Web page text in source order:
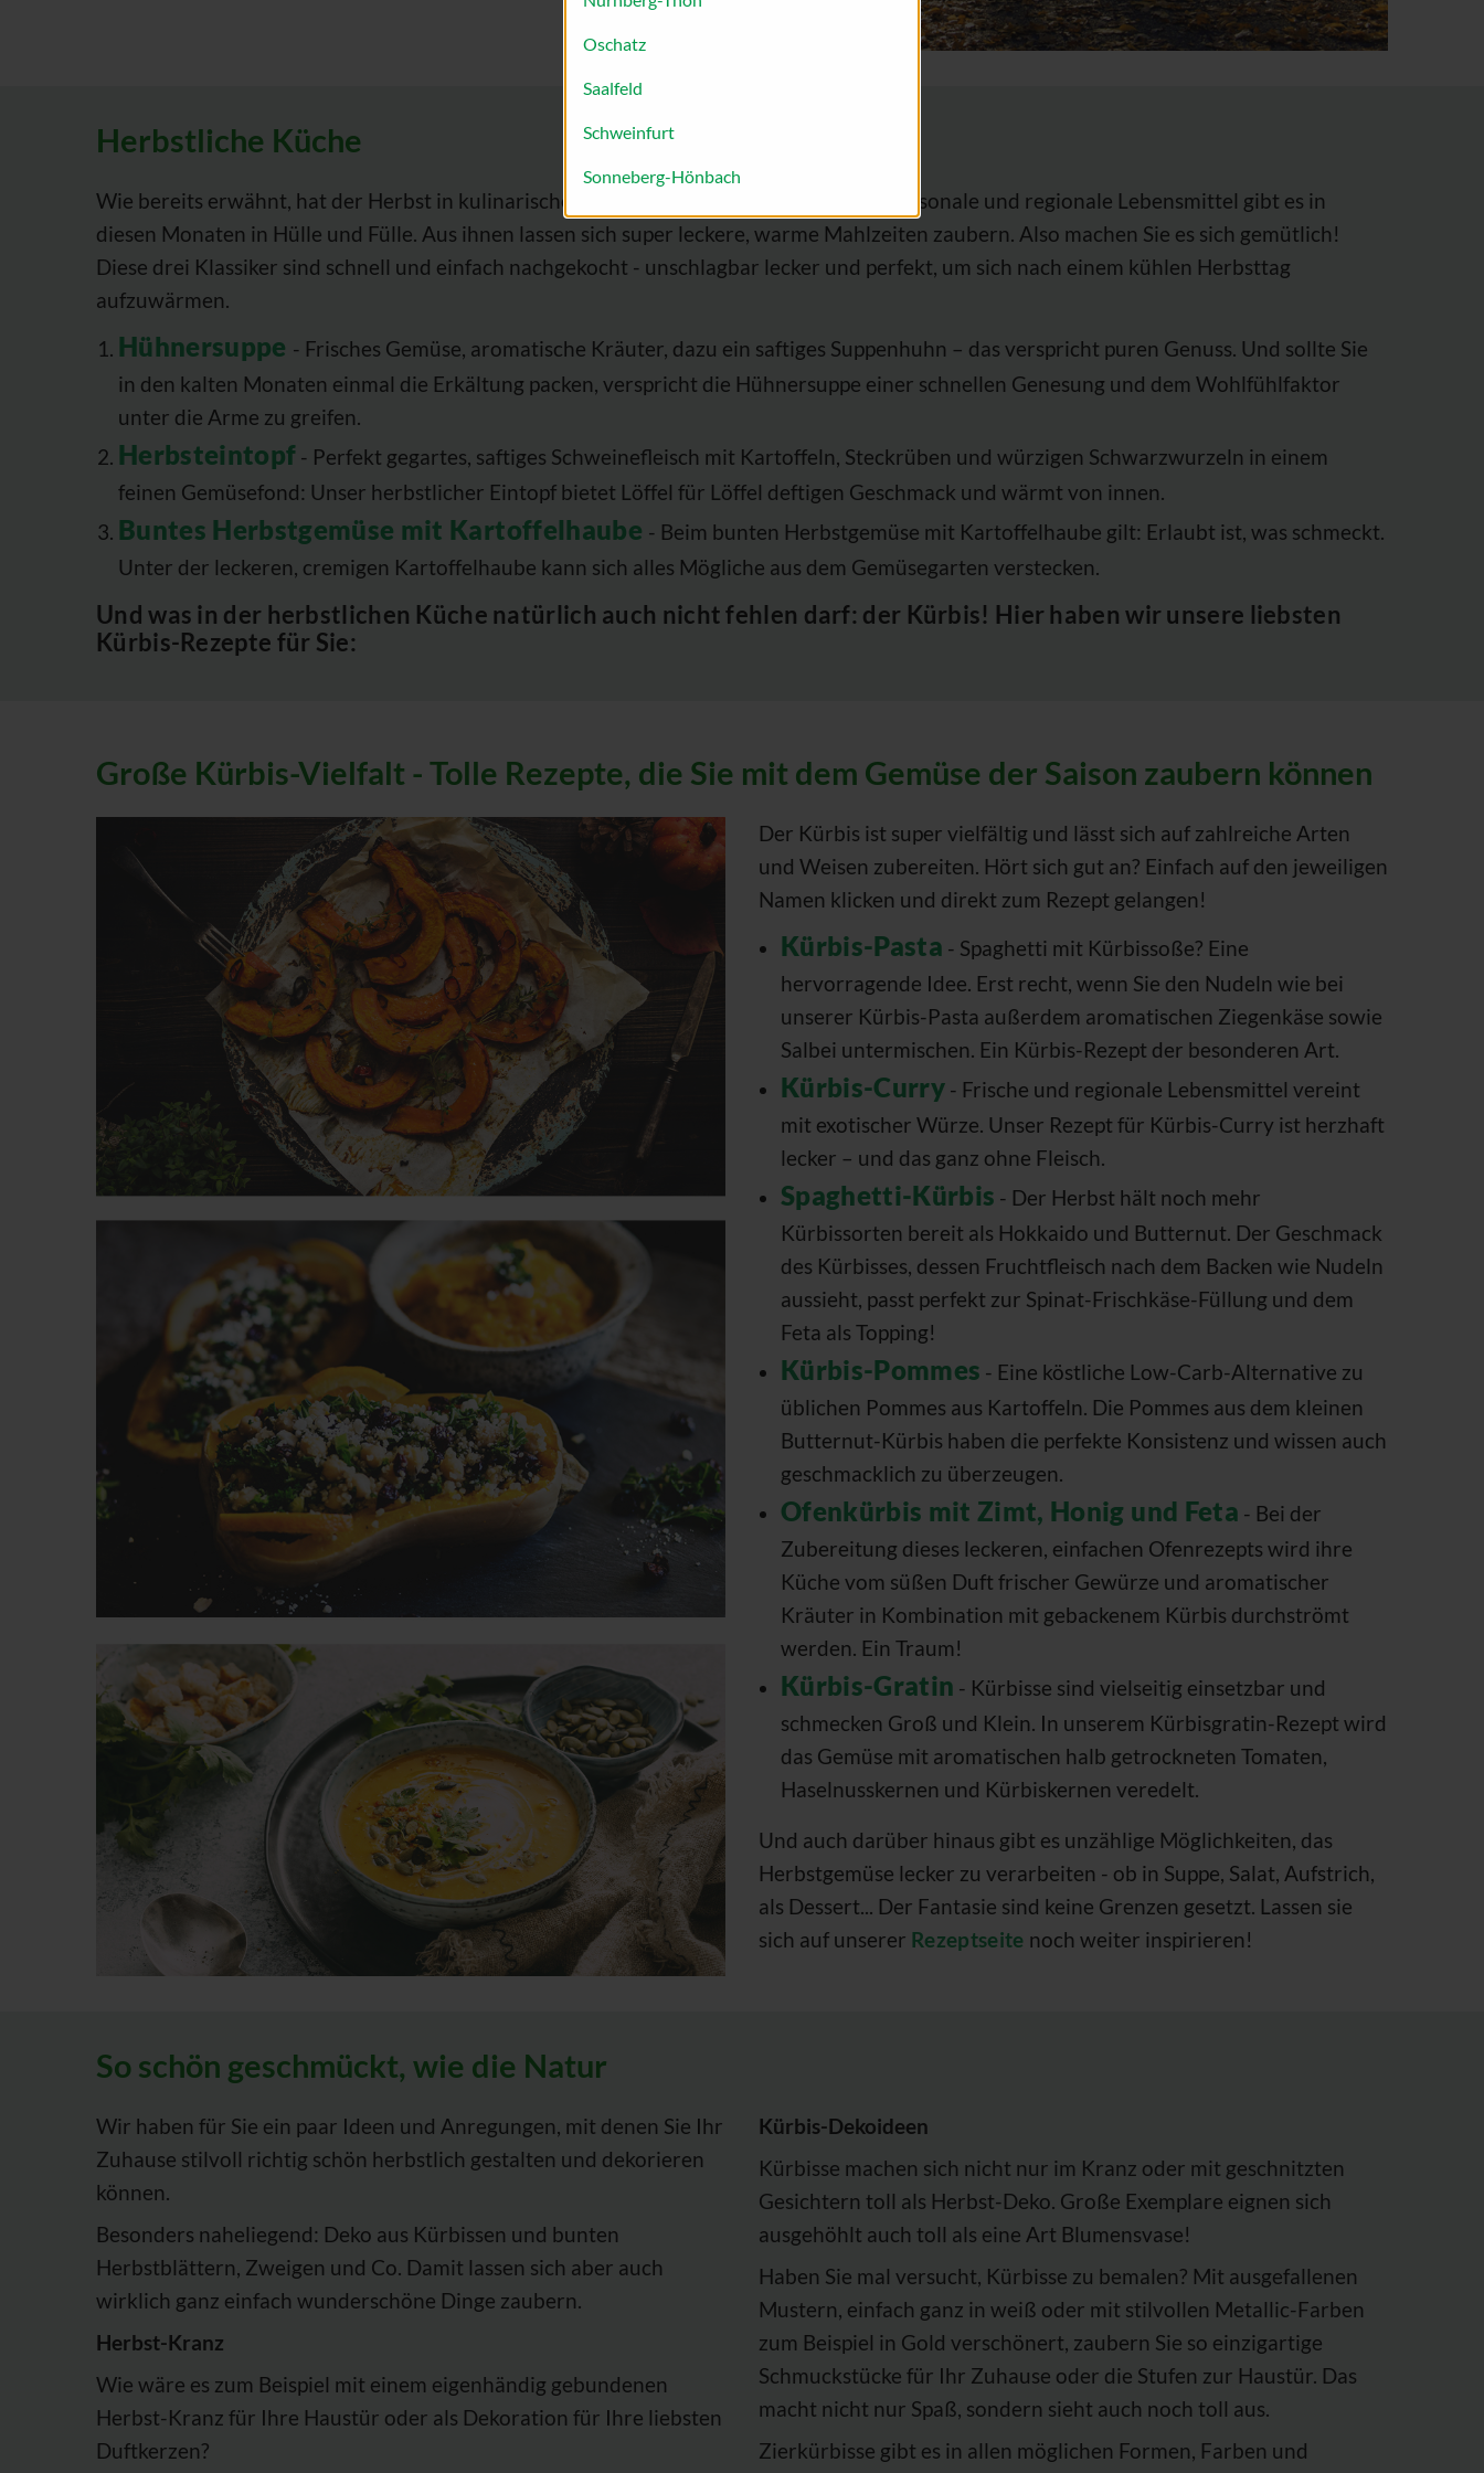
Herbstliche Küche
Wie bereits erwähnt, hat der Herbst in kulinarischer Hinsicht viel zu bieten. Vor allem saisonale und regionale Lebensmittel gibt es in
diesen Monaten in Hülle und Fülle. Aus ihnen lassen sich super leckere, warme Mahlzeiten zaubern. Also machen Sie es sich gemütlich!
Diese drei Klassiker sind schnell und einfach nachgekocht - unschlagbar lecker und perfekt, um sich nach einem kühlen Herbsttag
aufzuwärmen.
Hühnersuppe - Frisches Gemüse, aromatische Kräuter, dazu ein saftiges Suppenhuhn – das verspricht puren Genuss. Und sollte Sie
in den kalten Monaten einmal die Erkältung packen, verspricht die Hühnersuppe einer schnellen Genesung und dem Wohlfühlfaktor
unter die Arme zu greifen.
Herbsteintopf - Perfekt gegartes, saftiges Schweinefleisch mit Kartoffeln, Steckrüben und würzigen Schwarzwurzeln in einem
feinen Gemüsefond: Unser herbstlicher Eintopf bietet Löffel für Löffel deftigen Geschmack und wärmt von innen.
Buntes Herbstgemüse mit Kartoffelhaube - Beim bunten Herbstgemüse mit Kartoffelhaube gilt: Erlaubt ist, was schmeckt.
Unter der leckeren, cremigen Kartoffelhaube kann sich alles Mögliche aus dem Gemüsegarten verstecken.
Und was in der herbstlichen Küche natürlich auch nicht fehlen darf: der Kürbis! Hier haben wir unsere liebsten
Kürbis-Rezepte für Sie:
Große Kürbis-Vielfalt - Tolle Rezepte, die Sie mit dem Gemüse der Saison zaubern können
Der Kürbis ist super vielfältig und lässt sich auf zahlreiche Arten
und Weisen zubereiten. Hört sich gut an? Einfach auf den jeweiligen
Namen klicken und direkt zum Rezept gelangen!
Kürbis-Pasta - Spaghetti mit Kürbissoße? Eine
hervorragende Idee. Erst recht, wenn Sie den Nudeln wie bei
unserer Kürbis-Pasta außerdem aromatischen Ziegenkäse sowie
Salbei untermischen. Ein Kürbis-Rezept der besonderen Art.
Kürbis-Curry - Frische und regionale Lebensmittel vereint
mit exotischer Würze. Unser Rezept für Kürbis-Curry ist herzhaft
lecker – und das ganz ohne Fleisch.
Spaghetti-Kürbis - Der Herbst hält noch mehr
Kürbissorten bereit als Hokkaido und Butternut. Der Geschmack
des Kürbisses, dessen Fruchtfleisch nach dem Backen wie Nudeln
aussieht, passt perfekt zur Spinat-Frischkäse-Füllung und dem
Feta als Topping!
Kürbis-Pommes - Eine köstliche Low-Carb-Alternative zu
üblichen Pommes aus Kartoffeln. Die Pommes aus dem kleinen
Butternut-Kürbis haben die perfekte Konsistenz und wissen auch
geschmacklich zu überzeugen.
Ofenkürbis mit Zimt, Honig und Feta - Bei der
Zubereitung dieses leckeren, einfachen Ofenrezepts wird ihre
Küche vom süßen Duft frischer Gewürze und aromatischer
Kräuter in Kombination mit gebackenem Kürbis durchströmt
werden. Ein Traum!
Kürbis-Gratin - Kürbisse sind vielseitig einsetzbar und
schmecken Groß und Klein. In unserem Kürbisgratin-Rezept wird
das Gemüse mit aromatischen halb getrockneten Tomaten,
Haselnusskernen und Kürbiskernen veredelt.
Und auch darüber hinaus gibt es unzählige Möglichkeiten, das
Herbstgemüse lecker zu verarbeiten - ob in Suppe, Salat, Aufstrich,
als Dessert... Der Fantasie sind keine Grenzen gesetzt. Lassen sie
sich auf unserer Rezeptseite noch weiter inspirieren!
So schön geschmückt, wie die Natur
Wir haben für Sie ein paar Ideen und Anregungen, mit denen Sie Ihr
Zuhause stilvoll richtig schön herbstlich gestalten und dekorieren
können.
Besonders naheliegend: Deko aus Kürbissen und bunten
Herbstblättern, Zweigen und Co. Damit lassen sich aber auch
wirklich ganz einfach wunderschöne Dinge zaubern.
Herbst-Kranz
Wie wäre es zum Beispiel mit einem eigenhändig gebundenen
Herbst-Kranz für Ihre Haustür oder als Dekoration für Ihre liebsten
Duftkerzen?
Kürbis-Dekoideen
Kürbisse machen sich nicht nur im Kranz oder mit geschnitzten
Gesichtern toll als Herbst-Deko. Große Exemplare eignen sich
ausgehöhlt auch toll als eine Art Blumensvase!
Haben Sie mal versucht, Kürbisse zu bemalen? Mit ausgefallenen
Mustern, einfach ganz in weiß oder mit stilvollen Metallic-Farben
zum Beispiel in Gold verschönert, zaubern Sie so einzigartige
Schmuckstücke für Ihr Zuhause oder die Stufen zur Haustür. Das
macht nicht nur Spaß, sondern sieht auch noch toll aus.
Zierkürbisse gibt es in allen möglichen Formen, Farben und
Oschatz
Saalfeld
Schweinfurt
Sonneberg-Hönbach